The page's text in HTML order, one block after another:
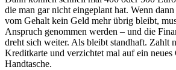
die man gar nicht eingeplant hat. Wenn
vom Gehalt kein Geld mehr übrig bleibt,
Anspruch genommen werden – und die
dreht sich weiter. Als bleibt standhaft. Zahlt
Kreditkarte und verzichtet mal auf ein neues
Handtasche.